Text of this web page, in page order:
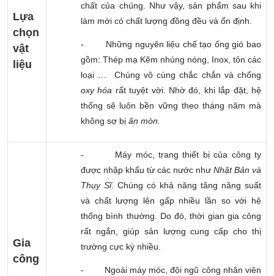
Lựa
chọn
vật
liệu
chất của chúng. Như vậy, sản phẩm sau khi
làm mới có chất lượng đồng đều và ổn định.
-
Những nguyên liệu chế tạo ống gió bao
gồm: Thép mạ Kẽm nhúng nóng, Inox, tôn các
loại … Chúng vô cùng chắc chắn và chống
oxy hóa rất tuyệt vời. Nhờ đó, khi lắp đặt, hệ
thống sẽ luôn bền vững theo tháng năm mà
không sợ bị ăn mòn.
Gia
công
-
Máy móc, trang thiết bị của công ty
được nhập khẩu từ các nước như Nhật Bản và
Thụy Sĩ. Chúng có khả năng tăng năng suất
và chất lượng lên gấp nhiều lần so với hệ
thống bình thường. Do đó, thời gian gia công
rất ngắn, giúp sản lượng cung cấp cho thị
trường cực kỳ nhiều.
-
Ngoài máy móc, đội ngũ công nhân viên